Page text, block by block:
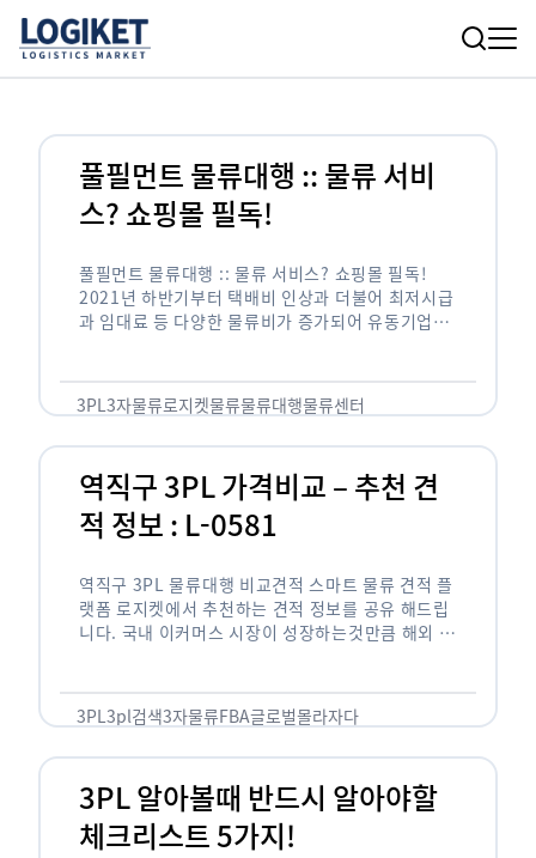
풀필먼트 물류대행 :: 물류 서비
스? 쇼핑몰 필독!
풀필먼트 물류대행 :: 물류 서비스? 쇼핑몰 필독!
2021년 하반기부터 택배비 인상과 더불어 최저시급
과 임대료 등 다양한 물류비가 증가되어 유동기업들
3PL3자물류로지켓물류물류대행물류센터
역직구 3PL 가격비교 – 추천 견
적 정보 : L-0581
역직구 3PL 물류대행 비교견적 스마트 물류 견적 플
랫폼 로지켓에서 추천하는 견적 정보를 공유 해드립
니다. 국내 이커머스 시장이 성장하는것만큼 해외 글
3PL3pl검색3자물류FBA글로벌몰라자다
3PL 알아볼때 반드시 알아야할
체크리스트 5가지!